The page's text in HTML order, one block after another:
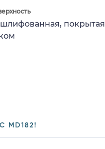
покрытая
MD182!